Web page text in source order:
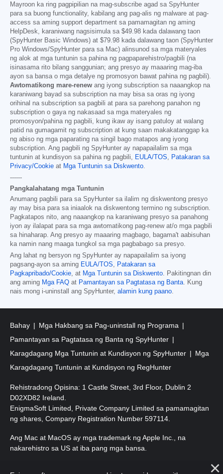
Mayroon ka ring pagpipilian na mag-subscribe agad sa SpyHunter
para sa buong functionality, kabilang ang pag-alis ng malware at pag-
access sa aming support department sa pamamagitan ng aming
HelpDesk, karaniwang nagsisimula sa $49.98 kada dalawang taon
(SpyHunter Basic Windows) at $79.98 kada dalawang taon (SpyHunter
Pro Windows/SpyHunter para sa Mac) alinsunod sa mga materyales
ng alok at mga tuntunin sa pahina ng pagpaparehistro/pagbili (na
isinasama rito bilang sanggunian; ang presyo ay maaaring mag-iba
ayon sa bansa o mga detalye ng promosyon bawat pahina ng pagbili).
Awtomatikong mare-renew ang iyong subscription sa naaangkop na
karaniwang bayad sa subscription na may bisa sa oras ng iyong
orihinal na subscription sa pagbili at para sa parehong panahon ng
subscription o gaya ng nakasaad sa mga materyales ng
promosyon/pahina ng pagbili, kung ikaw ay isang patuloy at walang
patid na gumagamit ng subscription at kung saan makakatanggap ka
ng abiso ng mga paparating na singil bago matapos ang iyong
subscription. Ang pagbili ng SpyHunter ay napapailalim sa mga
tuntunin at kundisyon sa pahina ng pagbili,
EULA/TOS
Patakaran sa
Privacy/Cookie at Mga Tuntunin sa Diskwento
------
Pangkalahatang mga Tuntunin
Anumang pagbili para sa SpyHunter sa ilalim ng diskwentong presyo
ay may bisa para sa iniaalok na diskwentong termino ng subscription.
Pagkatapos nito, ang naaangkop na karaniwang presyo sa panahong
iyon ay ilalapat para sa mga awtomatikong pag-renew at/o mga pagbili
sa hinaharap. Ang presyo ay maaaring magbago, bagama't aabisuhan
ka namin nang maaga tungkol sa mga pagbabago sa presyo.
Ang lahat ng bersyon ng SpyHunter ay napapailalim sa iyong
pagsang-ayon sa aming EULA/TOS
Patakaran sa
Pagkapribado/Cookie , at Mga Tuntunin sa Diskwento . Pakitingnan din
ang aming Mga FAQ at Pamantayan sa Pagtatasa ng Banta . Kung
nais mong i-uninstall ang SpyHunter, alamin kung paano
Bahay
Mga Hakbang sa Pag-uninstall ng Programa
Pamantayan sa Pagtatasa ng Banta ng SpyHunter
Karagdagang Mga Tuntunin at Kundisyon ng SpyHunter
Mga
Karagdagang Tuntunin at Kundisyon ng RegHunter
Rehistradong Opisina: 1 Castle Street, 3rd Floor, Dublin 2
D02XD82 Ireland.
EnigmaSoft Limited, Private Company Limited sa pamamagitan
ng shares, Company Registration Number 597114.
Ang Mac at MacOS ay mga trademark ng Apple Inc., na
nakarehistro sa US at iba pang mga bansa.